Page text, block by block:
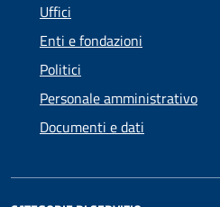
Uffici
Enti e fondazioni
Politici
Personale amministrativo
Documenti e dati